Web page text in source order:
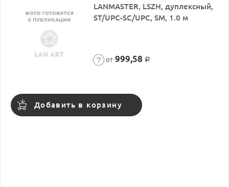
LANMASTER, LSZH, дуплексный,
ST/UPC-SC/UPC, SM, 1.0 м
от 999,58 Р
Добавить в корзину